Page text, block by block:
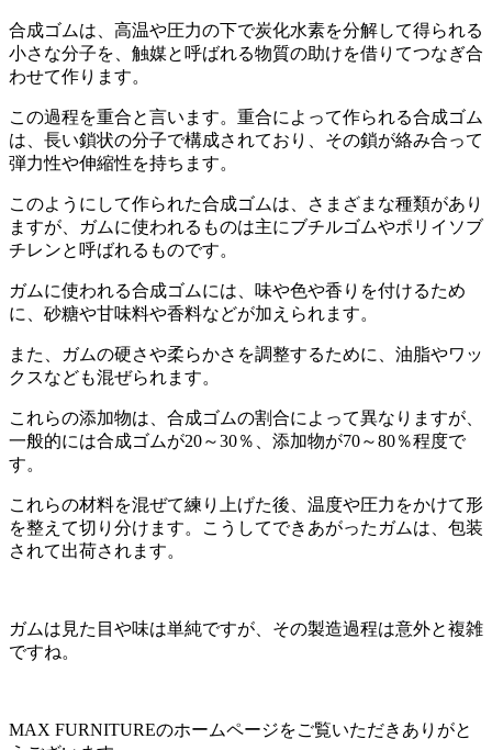
合成ゴムは、高温や圧力の下で炭化水素を分解して得られる
小さな分子を、触媒と呼ばれる物質の助けを借りてつなぎ合
わせて作ります。
この過程を重合と言います。重合によって作られる合成ゴム
は、長い鎖状の分子で構成されており、その鎖が絡み合って
弾力性や伸縮性を持ちます。
このようにして作られた合成ゴムは、さまざまな種類があり
ますが、ガムに使われるものは主にブチルゴムやポリイソブ
チレンと呼ばれるものです。
ガムに使われる合成ゴムには、味や色や香りを付けるため
に、砂糖や甘味料や香料などが加えられます。
また、ガムの硬さや柔らかさを調整するために、油脂やワッ
クスなども混ぜられます。
これらの添加物は、合成ゴムの割合によって異なりますが、
一般的には合成ゴムが20～30％、添加物が70～80％程度で
す。
これらの材料を混ぜて練り上げた後、温度や圧力をかけて形
を整えて切り分けます。こうしてできあがったガムは、包装
されて出荷されます。
ガムは見た目や味は単純ですが、その製造過程は意外と複雑
ですね。
MAX FURNITUREのホームページをご覧いただきありがと